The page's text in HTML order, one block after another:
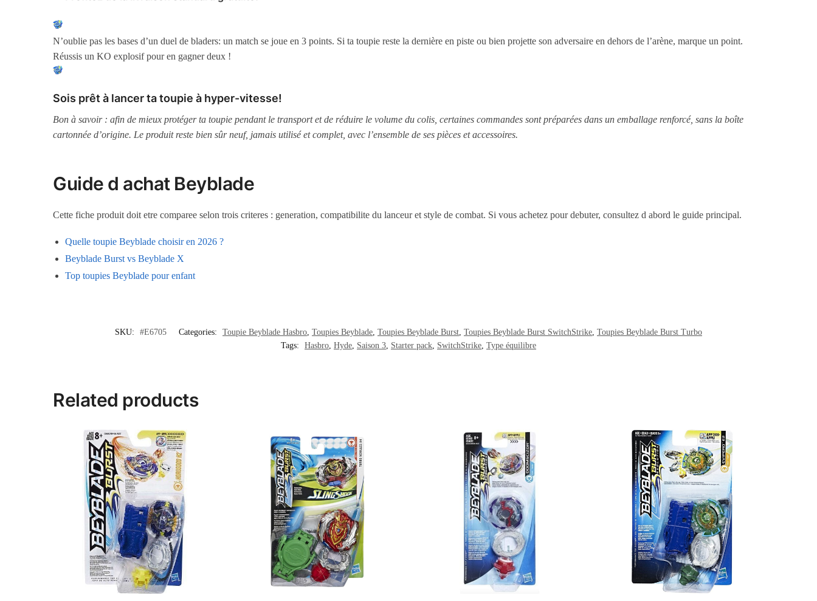
N’oublie pas les bases d’un duel de bladers: un match se joue en 3 points. Si ta toupie reste la dernière en piste ou bien projette son adversaire en dehors de l’arène, marque un point.
Réussis un KO explosif pour en gagner deux !
Sois prêt à lancer ta toupie à hyper-vitesse!
Bon à savoir : afin de mieux protéger ta toupie pendant le transport et de réduire le volume du colis, certaines commandes sont préparées dans un emballage renforcé, sans la boîte
cartonnée d’origine. Le produit reste bien sûr neuf, jamais utilisé et complet, avec l’ensemble de ses pièces et accessoires.
Guide d achat Beyblade
Cette fiche produit doit etre comparee selon trois criteres : generation, compatibilite du lanceur et style de combat. Si vous achetez pour debuter, consultez d abord le guide principal.
Quelle toupie Beyblade choisir en 2026 ?
Beyblade Burst vs Beyblade X
Top toupies Beyblade pour enfant
SKU: #E6705 Categories: Toupie Beyblade Hasbro Toupies Beyblade Toupies Beyblade Burst Toupies Beyblade Burst SwitchStrike Toupies Beyblade Burst Turbo
Tags:
Hasbro Hyde Saison 3 Starter pack SwitchStrike Type équilibre
Related products